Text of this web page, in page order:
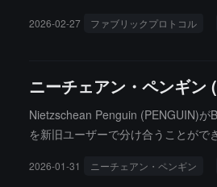
ブを駆動し、貢献者がリソース参加
2026-02-27 ファブリックプロトコル
ニーチェアン・ペンギ
Nietzschean Penguin (PENGUIN)
を新旧ユーザーで分け合うことがで
2026-01-31 ニーチェアン・ペンギン